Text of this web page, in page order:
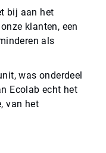
bij aan het
klanten, een
als
was onderdeel
Ecolab echt het
van het